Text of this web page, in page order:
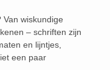
wiskundige
– schriften zijn
en lijntjes,
een paar